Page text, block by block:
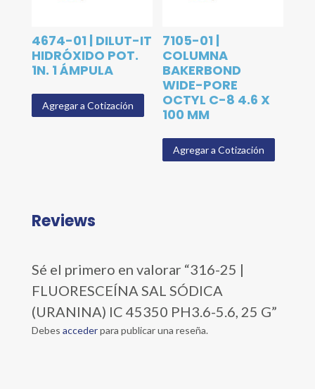
4674-01 | DILUT-IT
HIDRÓXIDO POT.
1N. 1 ÁMPULA
Agregar a Cotización
7105-01 |
COLUMNA
BAKERBOND
WIDE-PORE
OCTYL C-8 4.6 X
100 MM
Agregar a Cotización
Reviews
Sé el primero en valorar “316-25 |
FLUORESCEÍNA SAL SÓDICA
(URANINA) IC 45350 PH3.6-5.6, 25 G”
Debes accederpara publicar una reseña.